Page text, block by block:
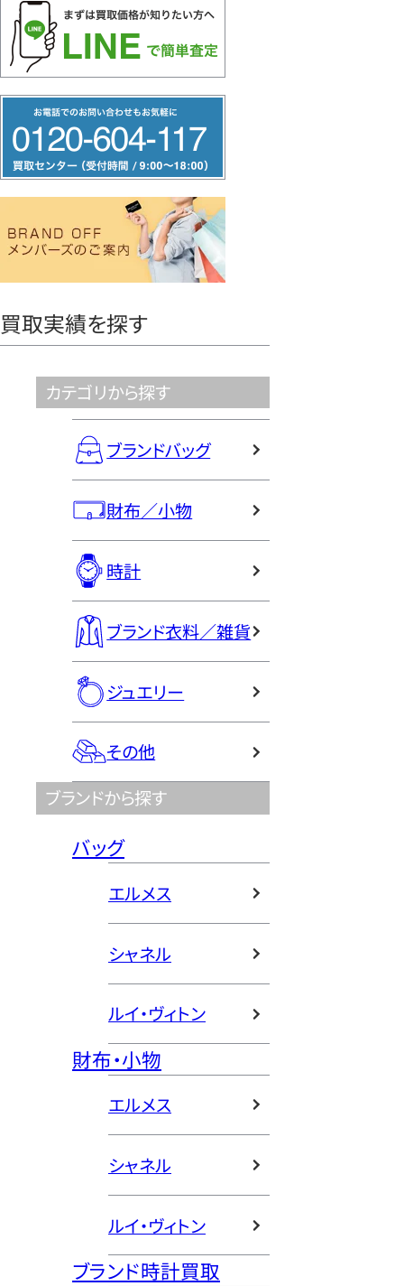
リ
ー
ヤ
買取実績を探す
カテゴリから探す
ブランドバッグ
財布／小物
時計
ブランド衣料／雑貨
ジュエリー
その他
ブランドから探す
バッグ
エルメス
シャネル
ルイ・ヴィトン
財布・小物
エルメス
シャネル
ルイ・ヴィトン
ブランド時計買取